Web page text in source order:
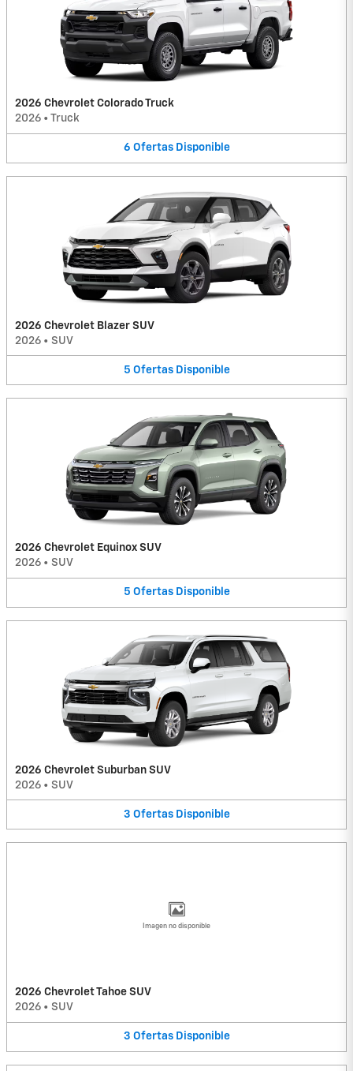
2026 Chevrolet Colorado Truck
2026 • Truck
6 Ofertas Disponible
2026 Chevrolet Blazer SUV
2026 • SUV
5 Ofertas Disponible
2026 Chevrolet Equinox SUV
2026 • SUV
5 Ofertas Disponible
2026 Chevrolet Suburban SUV
2026 • SUV
3 Ofertas Disponible
Imagen no disponible
2026 Chevrolet Tahoe SUV
2026 • SUV
3 Ofertas Disponible